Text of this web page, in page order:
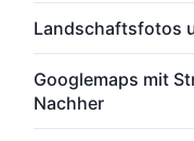
Landschaftsfotos
Googlemaps mit
Nachher